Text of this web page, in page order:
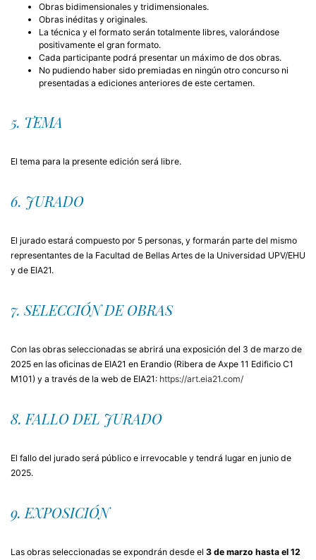
Obras bidimensionales y tridimensionales.
Obras inéditas y originales.
La técnica y el formato serán totalmente libres, valorándose
positivamente el gran formato.
Cada participante podrá presentar un máximo de dos obras.
No pudiendo haber sido premiadas en ningún otro concurso ni
presentadas a ediciones anteriores de este certamen.
5. TEMA
El tema para la presente edición será libre.
6. JURADO
El jurado estará compuesto por 5 personas, y formarán parte del mismo
representantes de la Facultad de Bellas Artes de la Universidad UPV/EHU
y de EIA21.
7. SELECCIÓN DE OBRAS
Con las obras seleccionadas se abrirá una exposición del 3 de marzo de
2025 en las oficinas de EIA21 en Erandio (Ribera de Axpe 11 Edificio C1
M101) y a través de la web de EIA21: https://art.eia21.com/
8. FALLO DEL JURADO
El fallo del jurado será público e irrevocable y tendrá lugar en junio de
2025.
9. EXPOSICIÓN
Las obras seleccionadas se expondrán desde el 3 de marzo hasta el 12